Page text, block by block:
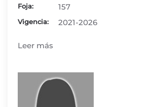
Foja: 157
Vigencia: 2021-2026
Leer más